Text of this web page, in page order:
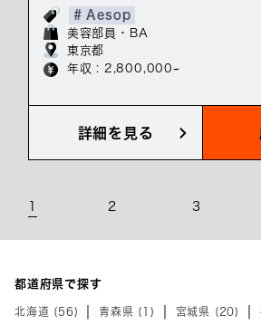
# Aesop
美容部員・BA
東京都
年収 : 2,800,000~
詳細を見る
2 3
都道府県で探す
北海道 (56) 青森県 (1) 宮城県 (20)